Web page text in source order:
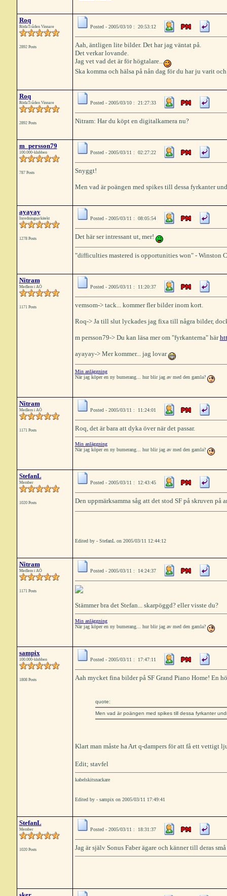
Roq
RödaTråden Vinnare
2892 Posts
Posted - 2005/03/10 : 20:53:12
Aah, äntligen lite bilder. Det har jag väntat på.
Det verkar lovande.
Jag vet vad det är för högtalare...
Ska komma och hälsa på nån dag för du har ju varit
Roq
RödaTråden Vinnare
2892 Posts
Posted - 2005/03/10 : 21:27:33
Nitram: Har du köpt en digitalkamera nu?
m_persson79
100.000-klubben
787 Posts
Posted - 2005/03/11 : 02:27:22
Snyggt!
Men vad är poängen med spikes till dessa fyrkanter
ayayay
Inredningsarkitekt
1278 Posts
Posted - 2005/03/11 : 08:05:54
Det här ser intressant ut, mer!
"difficulties mastered is opportunities won" - Winston
Nitram
Medlem i AÖ
1171 Posts
Posted - 2005/03/11 : 11:20:37
vemsom-> tack... kommer fler bilder inom kort.
Roq-> Ja till slut lyckades jag fixa till några bilder,
m persson79-> Du kan läsa mer om "fyrkanterna" här
ayayay-> Mer kommer... jag lovar
Min anläggning
När jag köper en ny bumerang... hur blir jag av med den gamla?
Nitram
Medlem i AÖ
1171 Posts
Posted - 2005/03/11 : 11:24:01
Roq, det är bara att dyka över när det passar.
Min anläggning
När jag köper en ny bumerang... hur blir jag av med den gamla?
StefanL
Member
1020 Posts
Posted - 2005/03/11 : 12:43:45
Den uppmärksamma såg att det stod SF på skruven
Edited by - StefanL on 2005/03/11 12:44:12
Nitram
Medlem i AÖ
1171 Posts
Posted - 2005/03/11 : 14:24:37
Stämmer bra det Stefan... skarpöggd? eller visste du?
Min anläggning
När jag köper en ny bumerang... hur blir jag av med den gamla?
sampix
100.000-klubben
1808 Posts
Posted - 2005/03/11 : 17:47:11
Aah mycket fina bilder på SF Grand Piano Home! En
quote:
Men vad är poängen med spikes till dessa fyrkanter
Klart man måste ha Art q-dampers för att få ett vettigt
Edit; stavfel
kabelskitsnackare
Edited by - sampix on 2005/03/11 17:49:41
StefanL
Member
1020 Posts
Posted - 2005/03/11 : 18:31:37
Jag är själv Sonus Faber ägare och känner till deras